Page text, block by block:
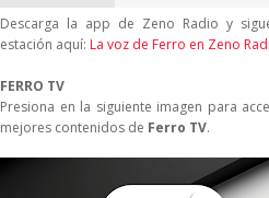
Descarga la app de Zeno Radio y
estación aquí: La voz de Ferro en Zeno
FERRO TV
Presiona en la siguiente imagen para
mejores contenidos de Ferro TV.